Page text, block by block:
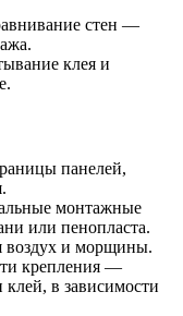
стен —
клея и
панелей,
монтажные
или пенопласта.
воздух и морщины.
крепления —
в зависимости